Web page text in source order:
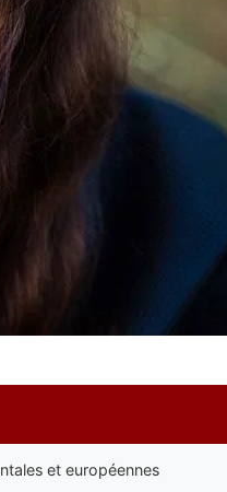
et européennes